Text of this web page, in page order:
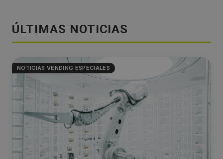
ÚLTIMAS NOTICIAS
NOTICIAS VENDING ESPECIALES